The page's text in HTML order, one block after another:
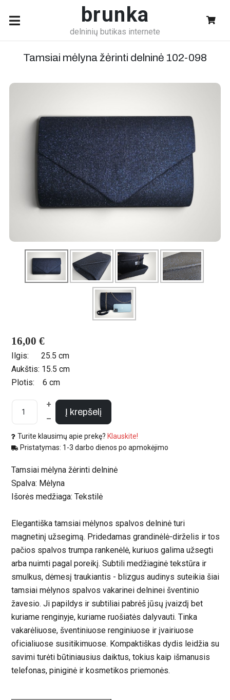
brunka
delninių butikas internete
Tamsiai mėlyna žėrinti delninė 102-098
16,00 €
Ilgis:
25.5 cm
Aukštis: 15.5 cm
Plotis:
6 cm
+
–
Į krepšelį
Turite klausimų apie prekę? Klauskite!
Pristatymas: 1-3 darbo dienos po apmokėjimo
Tamsiai mėlyna žėrinti delninė
Spalva: Mėlyna
Išorės medžiaga: Tekstilė
Elegantiška tamsiai mėlynos spalvos delninė turi
magnetinį užsegimą. Pridedamas grandinėlė-dirželis ir tos
pačios spalvos trumpa rankenėlė, kuriuos galima užsegti
arba nuimti pagal poreikį. Subtili medžiaginė tekstūra ir
smulkus, dėmesį traukiantis - blizgus audinys suteikia šiai
tamsiai mėlynos spalvos vakarinei delninei šventinio
žavesio. Ji papildys ir subtiliai pabrėš jūsų įvaizdį bet
kuriame renginyje, kuriame ruošiatės dalyvauti. Tinka
vakarėliuose, šventiniuose renginiuose ir įvairiuose
oficialiuose susitikimuose. Kompaktiškas dydis leidžia su
savimi turėti būtiniausius daiktus, tokius kaip išmanusis
telefonas, piniginė ir kosmetikos priemonės.